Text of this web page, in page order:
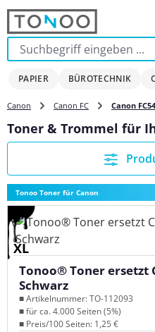
Zum Hauptinhalt springen
PAPIER BÜROTECHNIK
Canon Canon FC Canon
Toner & Trommel für
Tonoo Toner für Canon
XL
Tonoo® Toner ersetzt
Schwarz
■ Artikelnummer: TO-112093
■ für ca. 4.000 Seiten (5%)
■ Preis/100 Seiten: 1,25 €